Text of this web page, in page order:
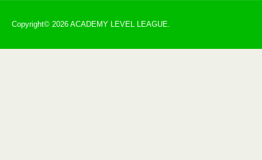
Copyright© 2026 ACADEMY LEVEL LEAGUE.